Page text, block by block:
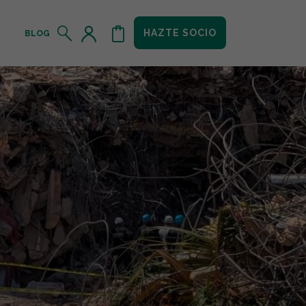
BLOG HAZTE SOCIO